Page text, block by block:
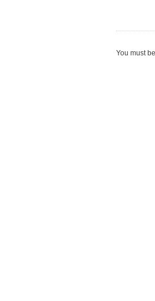
You must be